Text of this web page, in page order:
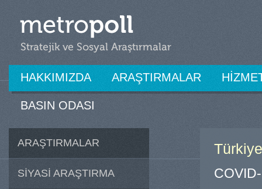
HAKKIMIZDA ARAŞTIRMALAR
BASIN ODASI
ARAŞTIRMALAR
SİYASİ ARAŞTIRMA